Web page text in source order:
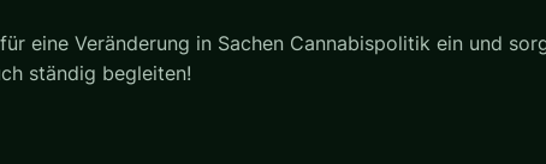
eine Veränderung in Sachen Cannabispolitik ein und
ständig begleiten!